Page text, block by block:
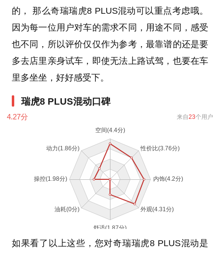
的， 那么奇瑞瑞虎8 PLUS混动可以重点考虑哦。
因为每一位用户对车的需求不同，用途不同，感受
也不同，所以评价仅仅作为参考，最靠谱的还是要
多去店里亲身试车，即使无法上路试驾，也要在车
里多坐坐，好好感受下。
瑞虎8 PLUS混动口碑
4.27分 来自23个用户
如果看了以上这些，您对奇瑞瑞虎8 PLUS混动是